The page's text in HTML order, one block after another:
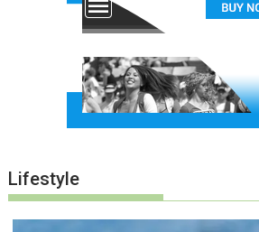
Lifestyle